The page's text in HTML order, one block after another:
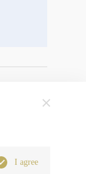
I agree